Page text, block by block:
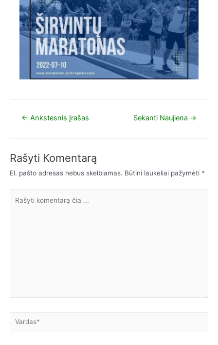
← Ankstesnis Įrašas Sekanti Naujiena →
Rašyti Komentarą
El. pašto adresas nebus skelbiamas. Būtini laukeliai pažymėti *